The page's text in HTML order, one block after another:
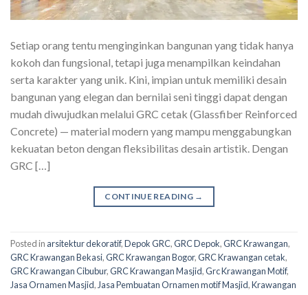
Setiap orang tentu menginginkan bangunan yang tidak hanya
kokoh dan fungsional, tetapi juga menampilkan keindahan
serta karakter yang unik. Kini, impian untuk memiliki desain
bangunan yang elegan dan bernilai seni tinggi dapat dengan
mudah diwujudkan melalui GRC cetak (Glassfiber Reinforced
Concrete) — material modern yang mampu menggabungkan
kekuatan beton dengan fleksibilitas desain artistik. Dengan
GRC […]
CONTINUE READING →
Posted in arsitektur dekoratif,Depok GRC,GRC Depok,GRC Krawangan,
GRC Krawangan Bekasi,GRC Krawangan Bogor,GRC Krawangan cetak,
GRC Krawangan Cibubur,GRC Krawangan Masjid,Grc Krawangan Motif,
Jasa Ornamen Masjid, Jasa Pembuatan Ornamen motif Masjid,Krawangan